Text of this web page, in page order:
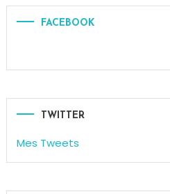
FACEBOOK
TWITTER
Mes Tweets